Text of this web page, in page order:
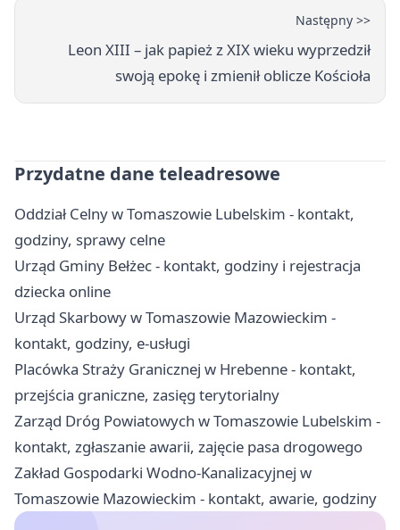
Następny >>
Leon XIII – jak papież z XIX wieku wyprzedził
swoją epokę i zmienił oblicze Kościoła
Przydatne dane teleadresowe
Oddział Celny w Tomaszowie Lubelskim - kontakt,
godziny, sprawy celne
Urząd Gminy Bełżec - kontakt, godziny i rejestracja
dziecka online
Urząd Skarbowy w Tomaszowie Mazowieckim -
kontakt, godziny, e-usługi
Placówka Straży Granicznej w Hrebenne - kontakt,
przejścia graniczne, zasięg terytorialny
Zarząd Dróg Powiatowych w Tomaszowie Lubelskim -
kontakt, zgłaszanie awarii, zajęcie pasa drogowego
Zakład Gospodarki Wodno-Kanalizacyjnej w
Tomaszowie Mazowieckim - kontakt, awarie, godziny